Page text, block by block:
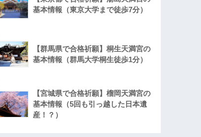
基本情報（東京大学まで徒歩7分）
【群馬県で合格祈願】桐生天満宮の
基本情報（群馬大学桐生徒歩1分）
【宮城県で合格祈願】榴岡天満宮の
基本情報（5回も引っ越した日本遺
産！？）